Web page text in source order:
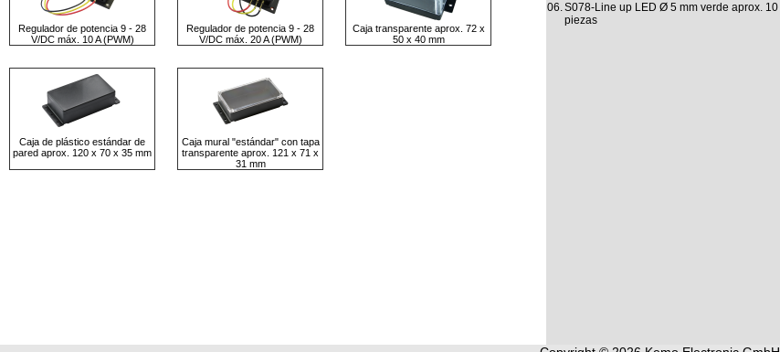
Regulador de potencia 9 - 28
V/DC máx. 10 A (PWM)
Regulador de potencia 9 - 28
V/DC máx. 20 A (PWM)
Caja transparente aprox. 72 x
50 x 40 mm
Caja de plástico estándar de
pared aprox. 120 x 70 x 35 mm
Caja mural "estándar" con tapa
transparente aprox. 121 x 71 x
31 mm
06.S078-Line up LED Ø 5 mm verde aprox. 10
piezas